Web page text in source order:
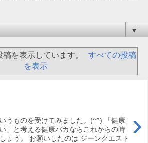
▼
を表示しています。
すべての投稿
を表示
›
うものを受けてみました。(^^) 「健康
」と考える健康バカならこれからの時
ょう。 お願いしたのは ジーンクエスト